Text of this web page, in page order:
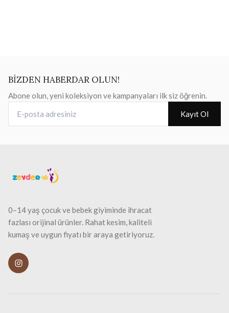
BİZDEN HABERDAR OLUN!
Abone olun, yeni koleksiyon ve kampanyaları ilk siz öğrenin.
Kayıt Ol
0–14 yaş çocuk ve bebek giyiminde ihracat
fazlası orijinal ürünler. Rahat kesim, kaliteli
kumaş ve uygun fiyatı bir araya getiriyoruz.